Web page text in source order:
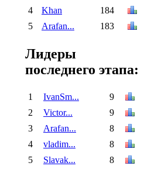
4
Khan
184
5
Arafan... 183
Лидеры
последнего этапа:
1 IvanSm...
9
2
Victor...
9
3
Arafan...
8
4
vladim...
8
5
Slavak... 8